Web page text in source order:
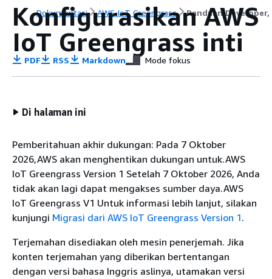
Dokumentasi AWS IoT Greengrass Panduan Developer,
Konfigurasikan AWS
IoT Greengrass inti
PDF RSS Markdown Mode fokus
Di halaman ini
Pemberitahuan akhir dukungan: Pada 7 Oktober
2026,AWS akan menghentikan dukungan untuk.AWS
IoT Greengrass Version 1 Setelah 7 Oktober 2026, Anda
tidak akan lagi dapat mengakses sumber daya.AWS
IoT Greengrass V1 Untuk informasi lebih lanjut, silakan
kunjungi Migrasi dari AWS IoT Greengrass Version 1.
Terjemahan disediakan oleh mesin penerjemah. Jika
konten terjemahan yang diberikan bertentangan
dengan versi bahasa Inggris aslinya, utamakan versi